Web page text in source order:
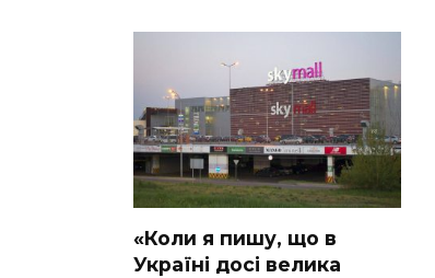
«Коли я пишу, що в
Україні досі велика